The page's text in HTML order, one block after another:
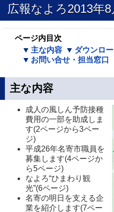
広報なよろ2013年8
ページ内目次
主な内容
ダウンロ
お問い合せ・担当窓口
主な内容
成人の風しん予防接種
費用の一部を助成しま
す(2ページから3ペー
ジ)
平成26年名寄市職員を
募集します(4ページか
ら5ページ)
なよろ“ひまわり観
光”(6ページ)
名寄の明日を支える企
業を紹介します(7ペー